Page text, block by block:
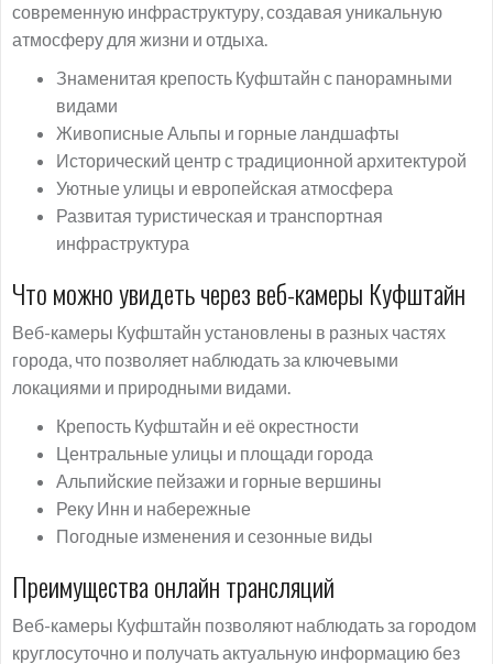
современную инфраструктуру, создавая уникальную
атмосферу для жизни и отдыха.
Знаменитая крепость Куфштайн с панорамными
видами
Живописные Альпы и горные ландшафты
Исторический центр с традиционной архитектурой
Уютные улицы и европейская атмосфера
Развитая туристическая и транспортная
инфраструктура
Что можно увидеть через веб-камеры Куфштайн
Веб-камеры Куфштайн установлены в разных частях
города, что позволяет наблюдать за ключевыми
локациями и природными видами.
Крепость Куфштайн и её окрестности
Центральные улицы и площади города
Альпийские пейзажи и горные вершины
Реку Инн и набережные
Погодные изменения и сезонные виды
Преимущества онлайн трансляций
Веб-камеры Куфштайн позволяют наблюдать за городом
круглосуточно и получать актуальную информацию без